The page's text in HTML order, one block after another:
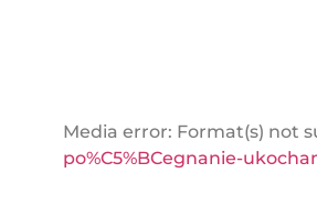
Media error: Format(s) not
po%C5%BCegnanie-